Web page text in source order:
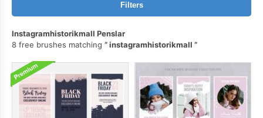
Filters
Instagramhistorikmall Penslar
8 free brushes matching
instagramhistorikmall